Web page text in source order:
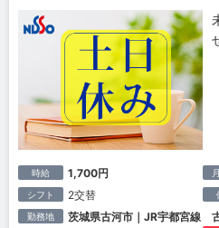
時給 1,700円
シフト 2交替
勤務地 茨城県古河市｜JR宇都宮線